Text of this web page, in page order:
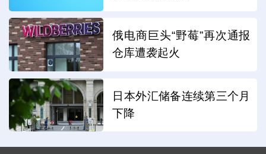
俄电商巨头“野莓”再次通报
仓库遭袭起火
日本外汇储备连续第三个月
下降